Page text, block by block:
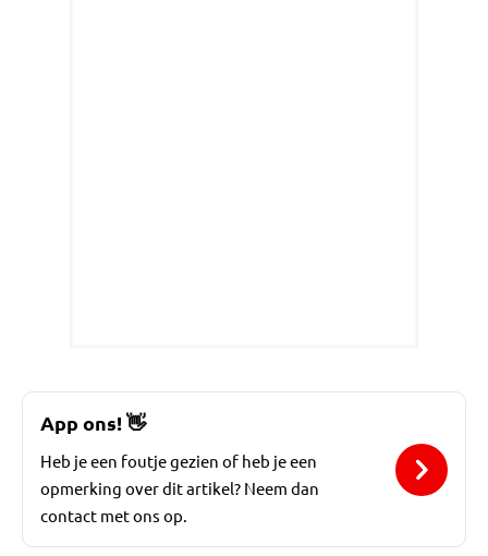
App ons!👋
Heb je een foutje gezien of heb je een
opmerking over dit artikel? Neem dan
contact met ons op.